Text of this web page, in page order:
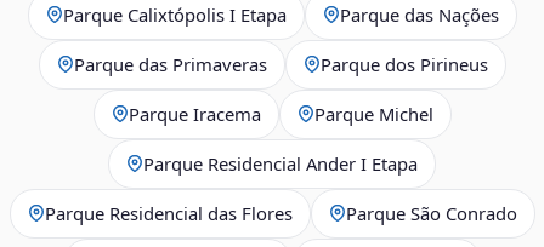
Parque Calixtópolis I Etapa Parque das Nações
Parque das Primaveras Parque dos Pirineus
Parque Iracema Parque Michel
Parque Residencial Ander I Etapa
Parque Residencial das Flores Parque São Conrado